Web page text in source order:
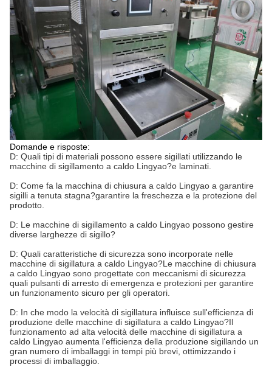
Domande e risposte:
D: Quali tipi di materiali possono essere sigillati utilizzando le
macchine di sigillamento a caldo Lingyao?e laminati.
D: Come fa la macchina di chiusura a caldo Lingyao a garantire
sigilli a tenuta stagna?garantire la freschezza e la protezione del
prodotto.
D: Le macchine di sigillamento a caldo Lingyao possono gestire
diverse larghezze di sigillo?
D: Quali caratteristiche di sicurezza sono incorporate nelle
macchine di sigillatura a caldo Lingyao?Le macchine di chiusura
a caldo Lingyao sono progettate con meccanismi di sicurezza
quali pulsanti di arresto di emergenza e protezioni per garantire
un funzionamento sicuro per gli operatori.
D: In che modo la velocità di sigillatura influisce sull'efficienza di
produzione delle macchine di sigillatura a caldo Lingyao?Il
funzionamento ad alta velocità delle macchine di sigillatura a
caldo Lingyao aumenta l'efficienza della produzione sigillando un
gran numero di imballaggi in tempi più brevi, ottimizzando i
processi di imballaggio.